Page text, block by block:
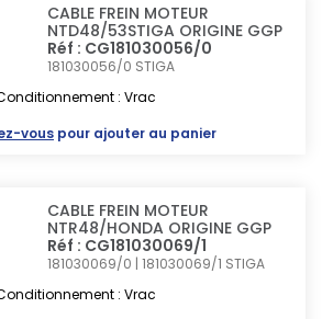
CABLE FREIN MOTEUR
NTD48/53STIGA ORIGINE GGP
Réf : CG181030056/0
181030056/0 STIGA
: Vrac
vous pour ajouter au panier
CABLE FREIN MOTEUR
NTR48/HONDA ORIGINE GGP
Réf : CG181030069/1
181030069/0 | 181030069/1 STIGA
: Vrac